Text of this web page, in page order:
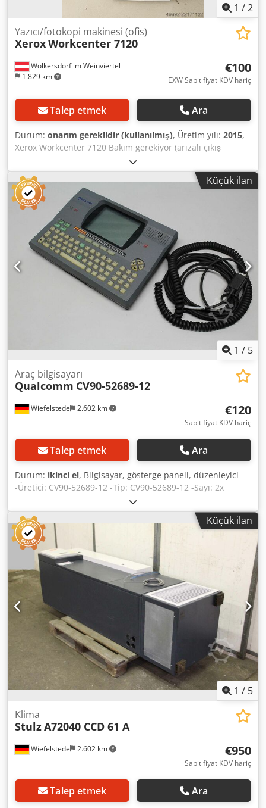
1 /2
Wolkersdorf im Weinviertel
1.829 km
Yazıcı/fotokopi makinesi (ofis)
XeroxWorkcenter 7120
€100
EXW Sabit fiyat KDV hariç
Talep etmek Ara
Durum: onarım gereklidir (kullanılmış), Üretim yılı: 2015,
Xerox Workcenter 7120 Bakım gerekiyor (arızalı çıkış
ünitesi) aksesuarlar ve mevcut toner stokları dahil vb.
Sadece teslim alma Dkjdpfx Aezfxtwshier
Küçük ilan
1 / 5
Wiefelstede 2.602 km
Araç bilgisayarı
Qualcomm CV90-52689-12
€120
Sabit fiyat KDV hariç
Talep etmek Ara
Durum: ikinci el, Bilgisayar, gösterge paneli, düzenleyici
-Üretici: CV90-52689-12 -Tip: CV90-52689-12 -Sayı: 2x
düzenleyici mevcuttur -Fiyat: parça başına -Ağırlık: 0,8 kg
Djdsd Dh A Rspfx Ahiokr
Küçük ilan
1 / 5
Wiefelstede 2.602 km
Klima
StulzA72040 CCD 61 A
€950
Sabit fiyat KDV hariç
Talep etmek Ara